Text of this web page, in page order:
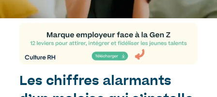
Les chiffres alarmants